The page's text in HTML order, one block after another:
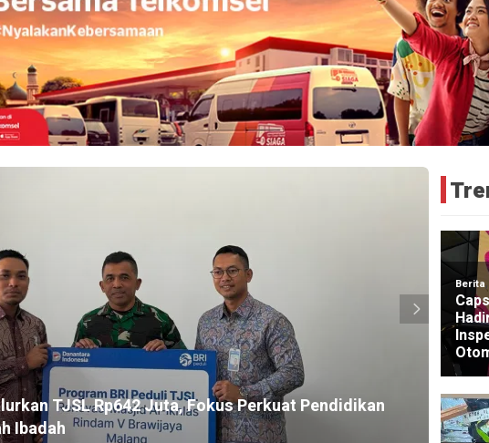
TJSL Rp642 Juta, Fokus Perkuat Pendidikan
Ibadah
BRI